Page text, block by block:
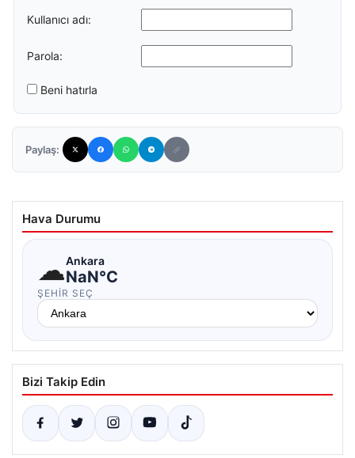
Kullanıcı adı:
Parola:
Beni hatırla
Paylaş:
Hava Durumu
☁Ankara
NaN°C
ŞEHIR SEÇ
Bizi Takip Edin